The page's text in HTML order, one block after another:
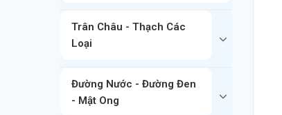
Trân Châu - Thạch Các
Loại
Đường Nước - Đường Đen
- Mật Ong